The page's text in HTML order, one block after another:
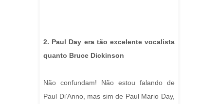
2. Paul Day era tão excelente vocalista
quanto Bruce Dickinson
Não confundam! Não estou falando de
Paul Di’Anno, mas sim de Paul Mario Day,